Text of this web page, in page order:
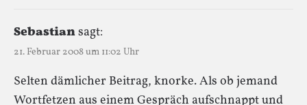
Sebastiansagt:
21. Februar 2008 um 11:02 Uhr
Selten dämlicher Beitrag, knorke. Als ob jemand
Wortfetzen aus einem Gespräch aufschnappt und